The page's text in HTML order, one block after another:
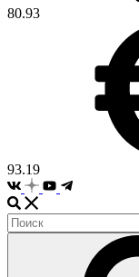
80.93
93.19